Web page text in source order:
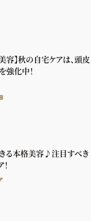
で発信しています。
マガジン、
ントへの応募など
ちら
美容】秋の自宅ケアは、頭皮
強化中！
る本格美容♪注目すべき
！